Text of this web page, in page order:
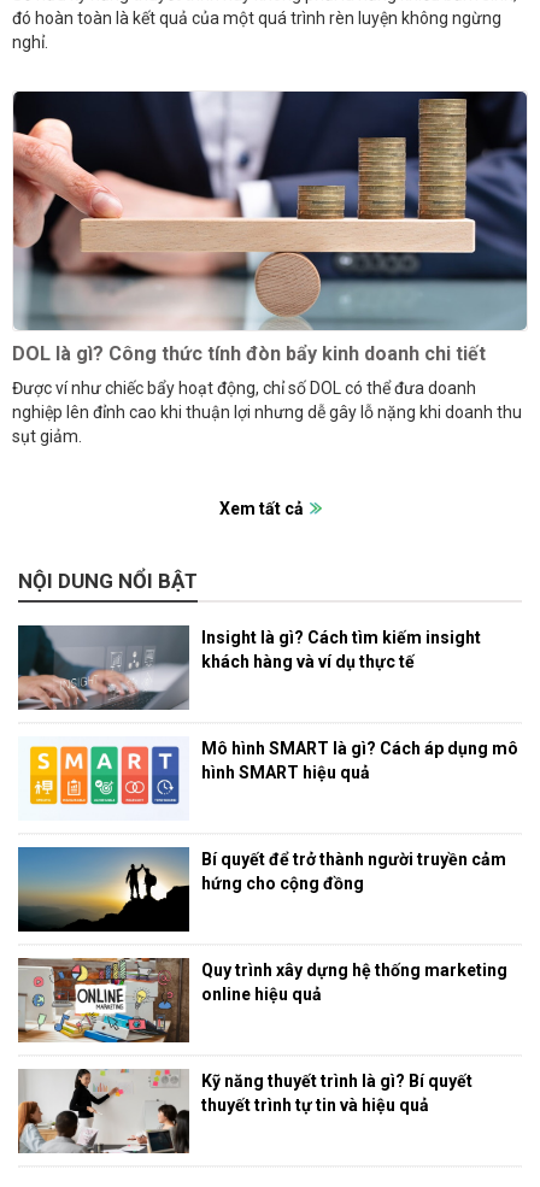
đó hoàn toàn là kết quả của một quá trình rèn luyện không ngừng
nghỉ.
DOL là gì? Công thức tính đòn bẩy kinh doanh chi tiết
Được ví như chiếc bẩy hoạt động, chỉ số DOL có thể đưa doanh
nghiệp lên đỉnh cao khi thuận lợi nhưng dễ gây lỗ nặng khi doanh thu
sụt giảm.
Xem tất cả
NỘI DUNG NỔI BẬT
Insight là gì? Cách tìm kiếm insight
khách hàng và ví dụ thực tế
Mô hình SMART là gì? Cách áp dụng mô
hình SMART hiệu quả
Bí quyết để trở thành người truyền cảm
hứng cho cộng đồng
Quy trình xây dựng hệ thống marketing
online hiệu quả
Kỹ năng thuyết trình là gì? Bí quyết
thuyết trình tự tin và hiệu quả